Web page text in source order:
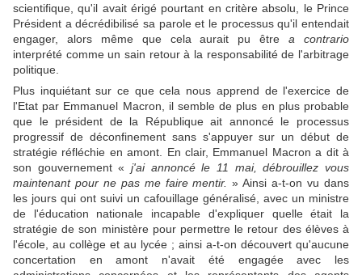
scientifique, qu'il avait érigé pourtant en critère absolu, le Prince
Président a décrédibilisé sa parole et le processus qu'il entendait
engager, alors même que cela aurait pu êtrea contrario
interprété comme un sain retour à la responsabilité de l'arbitrage
politique.
Plus inquiétant sur ce que cela nous apprend de l'exercice de
l'Etat par Emmanuel Macron, il semble de plus en plus probable
que le président de la République ait annoncé le processus
progressif de déconfinement sans s'appuyer sur un début de
stratégie réfléchie en amont. En clair, Emmanuel Macron a dit à
son gouvernement « j'ai annoncé le 11 mai, débrouillez vous
maintenant pour ne pas me faire mentir. » Ainsi a-t-on vu dans
les jours qui ont suivi un cafouillage généralisé, avec un ministre
de l'éducation nationale incapable d'expliquer quelle était la
stratégie de son ministère pour permettre le retour des élèves à
l'école, au collège et au lycée ; ainsi a-t-on découvert qu'aucune
concertation en amont n'avait été engagée avec les